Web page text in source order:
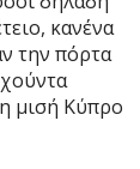
κανένα
την πόρτα
μισή Κύπρο